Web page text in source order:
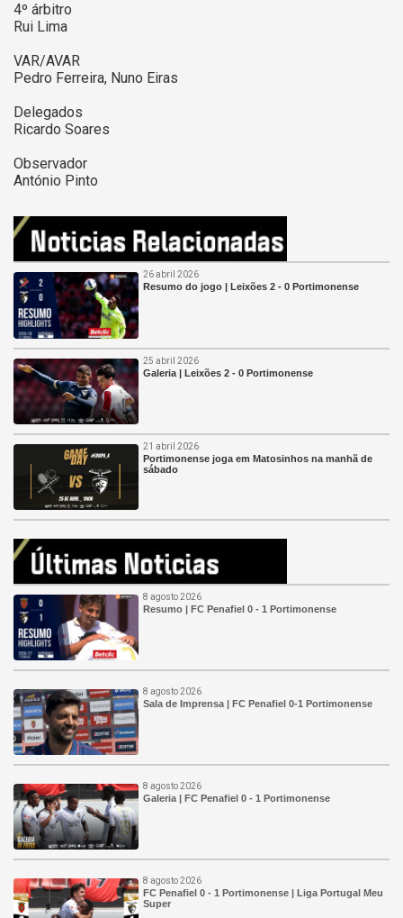
4º árbitro
Rui Lima
VAR/AVAR
Pedro Ferreira, Nuno Eiras
Delegados
Ricardo Soares
Observador
António Pinto
26 abril 2026
Resumo do jogo | Leixões 2 - 0 Portimonense
25 abril 2026
Galeria | Leixões 2 - 0 Portimonense
21 abril 2026
Portimonense joga em Matosinhos na manhã de
sábado
8 agosto 2026
Resumo | FC Penafiel 0 - 1 Portimonense
8 agosto 2026
Sala de Imprensa | FC Penafiel 0-1 Portimonense
8 agosto 2026
Galeria | FC Penafiel 0 - 1 Portimonense
8 agosto 2026
FC Penafiel 0 - 1 Portimonense | Liga Portugal Meu
Super